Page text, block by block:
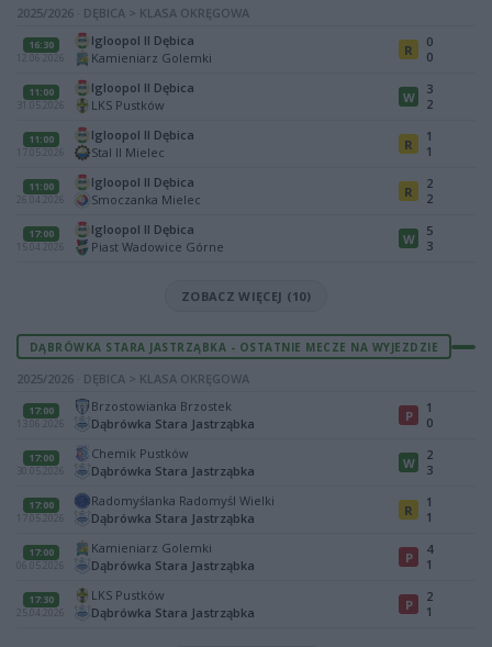
2025/2026 · DĘBICA > KLASA OKRĘGOWA
16:30
12.06.2026
Igloopol II Dębica
Kamieniarz Golemki
R
0
0
11:00
31.05.2026
Igloopol II Dębica
LKS Pustków
W
3
2
11:00
17.05.2026
Igloopol II Dębica
Stal II Mielec
R
1
1
11:00
26.04.2026
Igloopol II Dębica
Smoczanka Mielec
R
2
2
17:00
15.04.2026
Igloopol II Dębica
Piast Wadowice Górne
W
5
3
ZOBACZ WIĘCEJ (10)
DĄBRÓWKA STARA JASTRZĄBKA - OSTATNIE MECZE NA WYJEZDZIE
2025/2026 · DĘBICA > KLASA OKRĘGOWA
17:00
13.06.2026
Brzostowianka Brzostek
Dąbrówka Stara Jastrząbka
P
1
0
17:00
30.05.2026
Chemik Pustków
Dąbrówka Stara Jastrząbka
W
2
3
17:00
17.05.2026
Radomyślanka Radomyśl Wielki
Dąbrówka Stara Jastrząbka
R
1
1
17:00
06.05.2026
Kamieniarz Golemki
Dąbrówka Stara Jastrząbka
P
4
1
17:30
25.04.2026
LKS Pustków
Dąbrówka Stara Jastrząbka
P
2
1